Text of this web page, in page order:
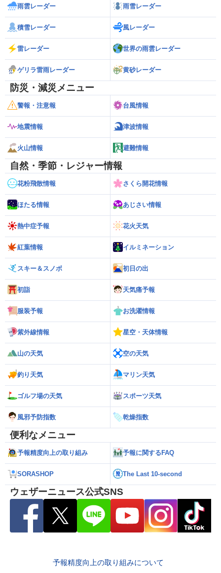
雨雲レーダー 雨雪レーダー
積雪レーダー 風レーダー
雷レーダー 世界の雨雲レーダー
ゲリラ雷雨レーダー 黄砂レーダー
防災・減災メニュー
警報・注意報 台風情報
地震情報 津波情報
火山情報 避難情報
自然・季節・レジャー情報
花粉飛散情報 さくら開花情報
ほたる情報 あじさい情報
熱中症予報 花火天気
紅葉情報 イルミネーション
スキー＆スノボ 初日の出
初詣 天気痛予報
服装予報 お洗濯情報
紫外線情報 星空・天体情報
山の天気 空の天気
釣り天気 マリン天気
ゴルフ場の天気 スポーツ天気
風邪予防指数 乾燥指数
便利なメニュー
予報精度向上の取り組み 予報に関するFAQ
SORASHOP The Last 10-second
ウェザーニュース公式SNS
予報精度向上の取り組みについて